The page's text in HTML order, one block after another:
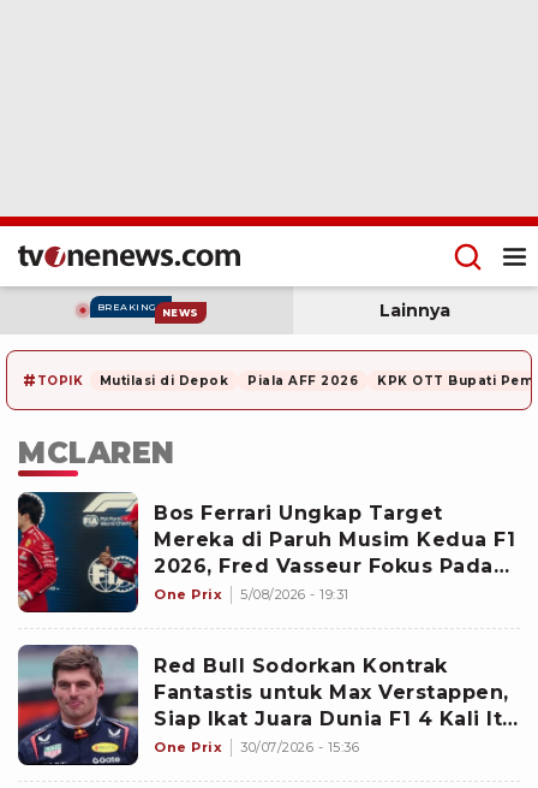
BREAKING NEWS Lainnya
# TOPIK Mutilasi di Depok Piala AFF 2026 KPK OTT Bupati
MCLAREN
Bos Ferrari Ungkap Target
Mereka di Paruh Musim Kedua F1
2026, Fred Vasseur Fokus Pada
Pengembangan Mobil
One Prix 5/08/2026 - 19:31
Red Bull Sodorkan Kontrak
Fantastis untuk Max Verstappen,
Siap Ikat Juara Dunia F1 4 Kali Itu
hingga Akhir 2029
One Prix 30/07/2026 - 15:36